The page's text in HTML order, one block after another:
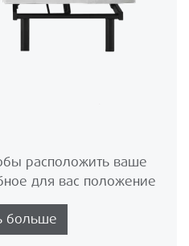
расположить ваше
для вас положение
больше